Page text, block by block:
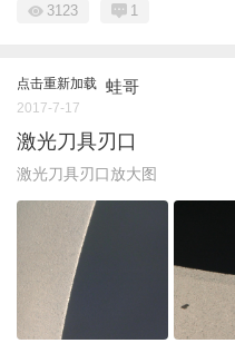
3123 1
点击重新加载 蛙哥
2017-7-17
激光刀具刃口
激光刀具刃口放大图